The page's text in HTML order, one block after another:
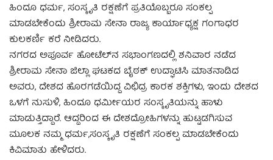
ಹಿಂದೂ ಧರ್ಮ, ಸಂಸ್ಕೃತಿ ರಕ್ಷಣೆಗೆ ಪ್ರತಿಯೊಬ್ಬರೂ ಸಂಕಲ್ಪ
ಮಾಡಬೇಕೆಂದು ಶ್ರೀರಾಮ ಸೇನಾ ರಾಜ್ಯ ಕಾರ್ಯಾಧ್ಯಕ್ಷ ಗಂಗಾಧರ
ಕುಲಕರ್ಣಿ ಕರೆ ನೀಡಿದರು.
ನಗರದ ಅಪೂರ್ವ ಹೋಟೆಲ್‍ನ ಸಭಾಂಗಣದಲ್ಲಿ ಶನಿವಾರ ನಡೆದ
ಶ್ರೀರಾಮ ಸೇನಾ ಜಿಲ್ಲಾ ಘಟಕದ ಬೈಠಕ್ ಉದ್ಘಾಟಿಸಿ ಮಾತನಾಡಿದ
ಅವರು, ದೇಶದ ಹೊರಗಡೆಯಿದ್ದ ವಿಛಿದ್ರ ಕಾರಕ ಶಕ್ತಿಗಳು, ಇಂದು ದೇಶದ
ಒಳಗೆ ನುಸುಳಿ, ಹಿಂದೂ ಧರ್ಮೀಯರ ಸಂಸ್ಕೃತಿಯನ್ನು ಹಾಳು
ಮಾಡುತ್ತಿದ್ದಾರೆ. ಆದ್ದರಿಂದ ಈ ದೇಶದ್ರೋಹಿಗಳನ್ನು ಹುಟ್ಟಡಗಿಸುವ
ಮೂಲಕ ನಮ್ಮ ಧರ್ಮ,ಸಂಸ್ಕೃತಿ ರಕ್ಷಣೆಗೆ ಸಂಕಲ್ಪ ಮಾಡಬೇಕೆಂದು
ಕಿವಿಮಾತು ಹೇಳಿದರು.